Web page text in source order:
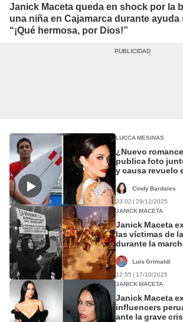
Janick Maceta queda en shock por la
una niña en Cajamarca durante ayuda
“¡Qué hermosa, por Dios!”
LUCCA MESINAS
¿Nuevo
publica foto
y causa revuelo
Cindy Bardales
23:02 | 29/12/2025
JANICK MACETA
Janick Maceta
las víctimas de
durante la
Luis Grimaldi
12:55 | 17/10/2025
JANICK MACETA
Janick Maceta
influencers
ante la grave